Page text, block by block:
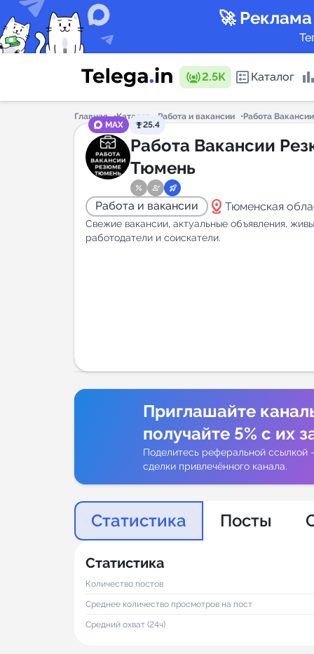
🚀
2.5K Каталог
Каталог
Горящие
Главная Каталог Работа и вакансии
Работа
MAX
25.4
Работа Вакансии
Тюмень
Работа и вакансии distance Тюменская
Свежие вакансии, актуальные объявления,
работодатели и соискатели.
Приглашайте
получайте 5% с их
Поделитесь реферальной ссылкой
сделки привлечённого канала.
Статистика Посты
Статистика
Количество постов
Среднее количество просмотров на пост
Средний охват (24ч)